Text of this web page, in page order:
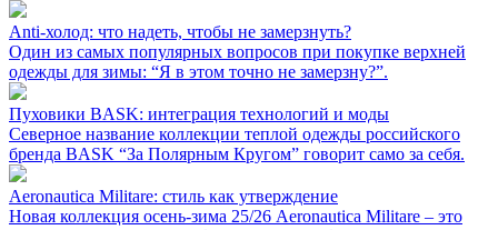
Anti-холод: что надеть, чтобы не замерзнуть?
Один из самых популярных вопросов при покупке верхней
одежды для зимы: “Я в этом точно не замерзну?”.
Пуховики BASK: интеграция технологий и моды
Северное название коллекции теплой одежды российского
бренда BASK “За Полярным Кругом” говорит само за себя.
Aeronautica Militare: стиль как утверждение
Новая коллекция осень-зима 25/26 Aeronautica Militare – это